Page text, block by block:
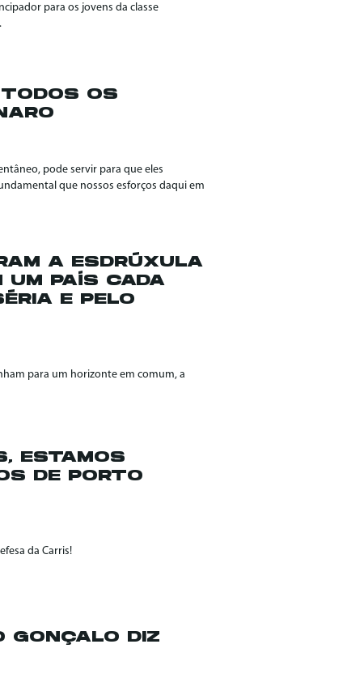
para os jovens da classe
TODOS OS
pode servir para que eles
que nossos esforços daqui em
A ESDRÚXULA
UM PAÍS CADA
E PELO
para um horizonte em comum, a
ESTAMOS
DE PORTO
da Carris!
GONÇALO DIZ